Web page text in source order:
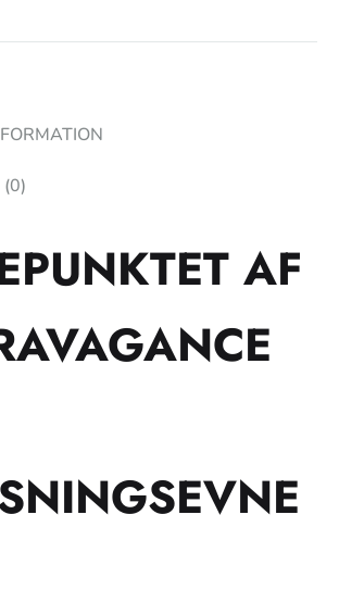
(0)
AF